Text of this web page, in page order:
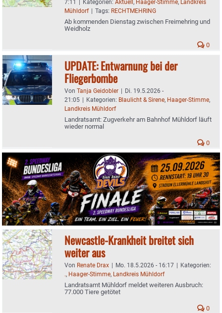
7:11 | Kategorien: Aktuell, Haager-Stimme, Landkreis
Mühldorf | Tags: RECHTMEHRING
Ab kommenden Dienstag zwischen Freimehring und
Weidholz
0
UPDATE: Entwarnung bei der
Fliegerbombe
Von Tanja Geidobler | Di. 19.5.2026 -
21:05 | Kategorien: Blaulicht & Sirene, Haager-Stimme,
Landkreis Mühldorf
Landratsamt: Zugverkehr am Bahnhof Mühldorf läuft
wieder normal
0
Newcastle-Krankheit breitet sich
weiter aus
Von Renate Drax | Mo. 18.5.2026 - 16:17 | Kategorien:
., Haager-Stimme, Landkreis Mühldorf
Landratsamt Mühldorf meldet weiteren Ausbruch:
77.000 Tiere getötet
0